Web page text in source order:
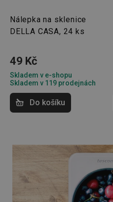
Nálepka na sklenice
DELLA CASA, 24 ks
49 Kč
Skladem v e-shopu
Skladem v 119 prodejnách
Do košíku